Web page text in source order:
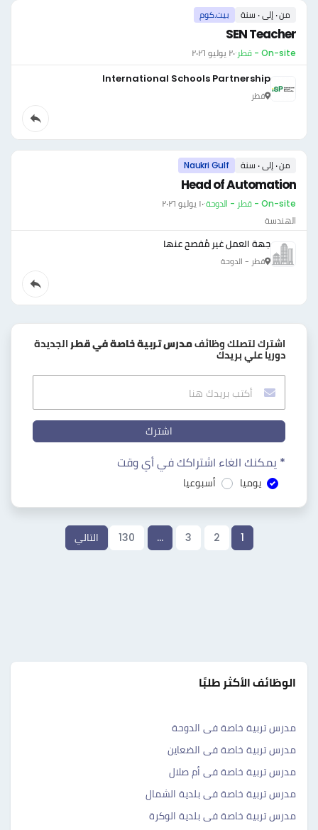
من ٠ إلى ٠ سنة بيت.كوم
SEN Teacher
On-site - قطر ·٢٠ يوليو ٢٠٢٦
International Schools Partnership
قطر
من ٠ إلى ٠ سنة Naukri Gulf
Head of Automation
On-site - قطر - الدوحة ·١٠ يوليو ٢٠٢٦
الهندسة
جهة العمل غير مُفصح عنها
قطر - الدوحة
اشترك لتصلك وظائفمدرس تربية خاصة في قطر الجديدة
دوريا علي بريدك
اشترك
* يمكنك الغاء اشتراكك في أي وقت
يوميا أسبوعيا
1
2
3
…
130 التالي
الوظائف الأكثر طلبًا
مدرس تربية خاصة فى الدوحة
مدرس تربية خاصة فى الضعاين
مدرس تربية خاصة فى أم صلال
مدرس تربية خاصة فى بلدية الشمال
مدرس تربية خاصة فى بلدية الوكرة